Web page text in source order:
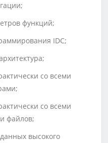
функций;
IDC;
со всеми
со всеми
файлов;
высокого